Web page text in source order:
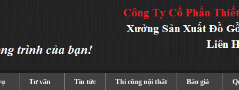
Tư vấn Tin tức Thi công nội thất Báo giá